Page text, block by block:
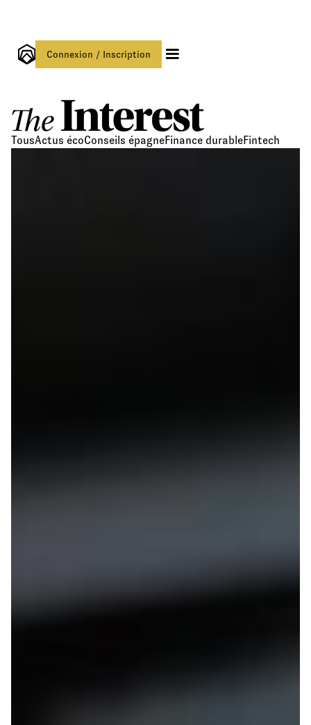
Connexion / Inscription
TousActus écoConseils épagneFinance durableFintech